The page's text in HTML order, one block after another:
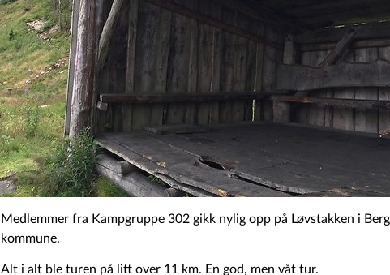
Medlemmer fra Kampgruppe 302 gikk nylig opp på Løvstakken i
kommune.
Alt i alt ble turen på litt over 11 km. En god, men våt tur.